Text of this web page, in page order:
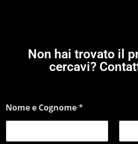
Non hai trovato il
cercavi?
Nome e Cognome*